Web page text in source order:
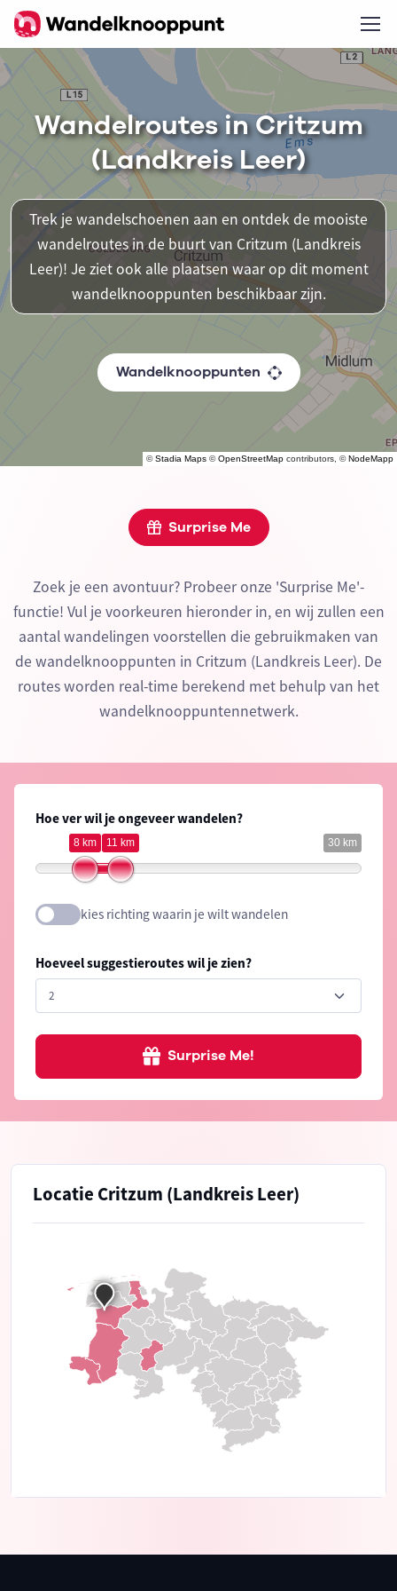
©Stadia Maps ©OpenStreetMap contributors, ©NodeMapp
Wandelroutes in Critzum
(Landkreis Leer)
Trek je wandelschoenen aan en ontdek de mooiste
wandelroutes in de buurt van Critzum (Landkreis
Leer)! Je ziet ook alle plaatsen waar op dit moment
wandelknooppunten beschikbaar zijn.
Wandelknooppunten
Surprise Me
Zoek je een avontuur? Probeer onze 'Surprise Me'-
functie! Vul je voorkeuren hieronder in, en wij zullen een
aantal wandelingen voorstellen die gebruikmaken van
de wandelknooppunten in Critzum (Landkreis Leer). De
routes worden real-time berekend met behulp van het
wandelknooppuntennetwerk.
Hoe ver wil je ongeveer wandelen?
30 km
8 km 11 km
kies richting waarin je wilt wandelen
Hoeveel suggestieroutes wil je zien?
Surprise Me!
Locatie Critzum (Landkreis Leer)